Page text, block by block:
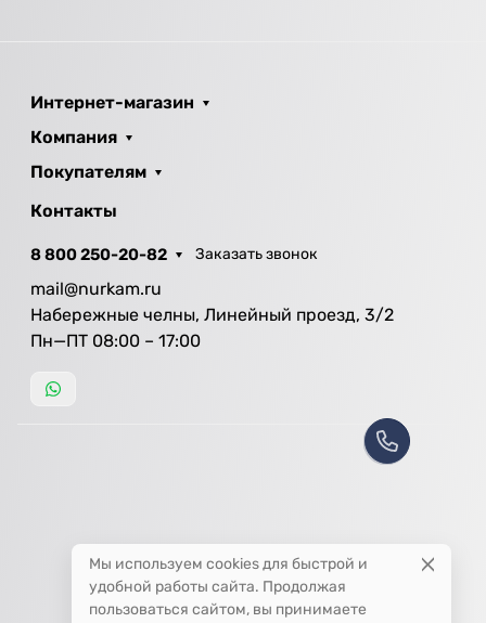
Интернет-магазин
Компания
Покупателям
Контакты
8 800 250-20-82 Заказать звонок
mail@nurkam.ru
Набережные челны, Линейный проезд, 3/2
Пн—ПТ 08:00 – 17:00
Мы используем cookies для быстрой и
удобной работы сайта. Продолжая
пользоваться сайтом, вы принимаете